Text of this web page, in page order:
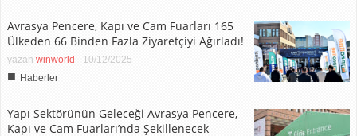
Avrasya Pencere, Kapı ve Cam Fuarları 165
Ülkeden 66 Binden Fazla Ziyaretçiyi Ağırladı!
yazan winworld - 10/12/2025
■ Haberler
Yapı Sektörünün Geleceği Avrasya Pencere,
Kapı ve Cam Fuarları’nda Şekillenecek